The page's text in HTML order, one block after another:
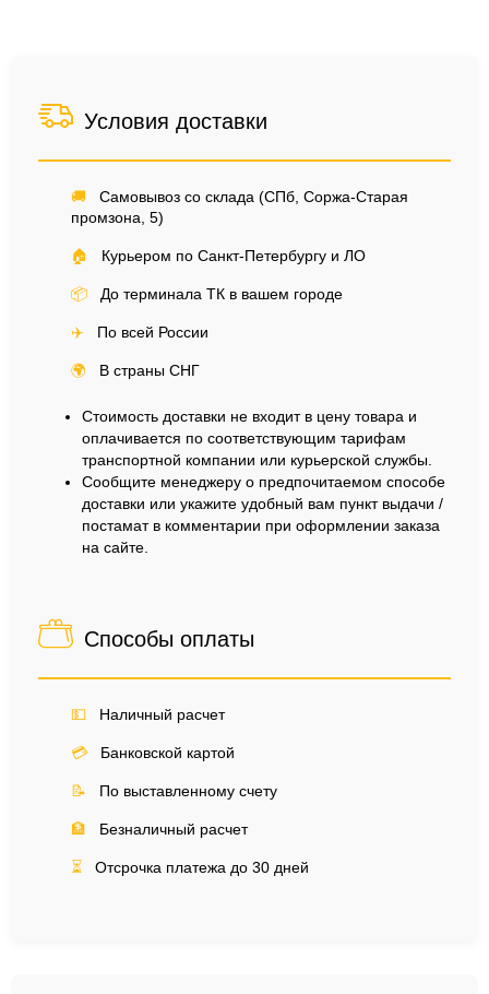
Условия доставки
🚚
Самовывоз со склада (СПб, Соржа-Старая
промзона, 5)
🏠 Курьером по Санкт-Петербургу и ЛО
📦 До терминала ТК в вашем городе
✈️ По всей России
🌍 В страны СНГ
Стоимость доставки не входит в цену товара и
оплачивается по соответствующим тарифам
транспортной компании или курьерской службы.
Сообщите менеджеру о предпочитаемом способе
доставки или укажите удобный вам пункт выдачи /
постамат в комментарии при оформлении заказа
на сайте.
Способы оплаты
💵 Наличный расчет
💳 Банковской картой
📝 По выставленному счету
🏦 Безналичный расчет
⏳ Отсрочка платежа до 30 дней